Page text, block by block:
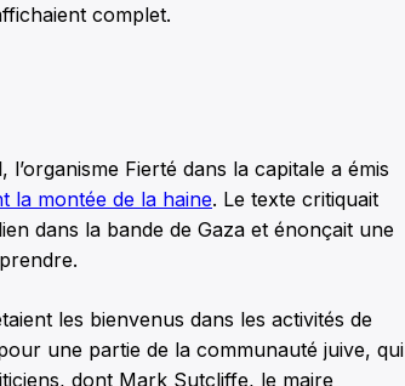
complet.
Fierté dans la capitale a émis
la montée de la haine. Le texte critiquait
dans la bande de Gaza et énonçait une
les bienvenus dans les activités de
une partie de la communauté juive, qui
dont Mark Sutcliffe, le maire